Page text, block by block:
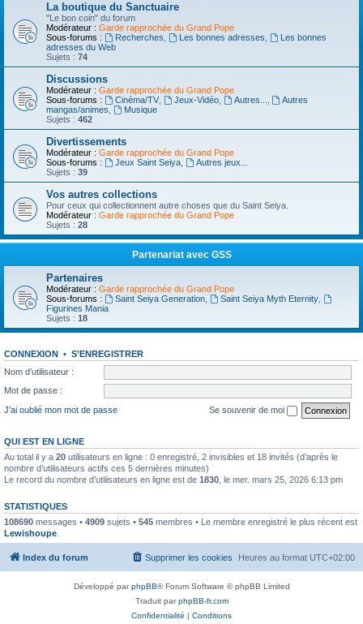
La boutique du Sanctuaire
"Le bon coin" du forum
Modérateur : Garde rapprochée du Grand Pope
Sous-forums :
Recherches Les bonnes adresses
Les bonnes
adresses du Web
Sujets : 74
Discussions
Modérateur : Garde rapprochée du Grand Pope
Sous-forums :
Cinéma/TV, Jeux-Vidéo, Autres...
Autres
mangas/animes
Musique
Sujets : 462
Divertissements
Modérateur : Garde rapprochée du Grand Pope
Sous-forums :
Jeux Saint Seiya,
Autres jeux...
Sujets : 39
Vos autres collections
Pour ceux qui collectionnent autre choses que du Saint Seiya.
Modérateur : Garde rapprochée du Grand Pope
Sujets : 28
Partenariat avec GSS
Partenaires
Modérateur : Garde rapprochée du Grand Pope
Sous-forums :
Saint Seiya Generation, Saint Seiya Myth Eternity,
Figurines Mania
Sujets : 18
CONNEXION • S’ENREGISTRER
Nom d’utilisateur :
Mot de passe :
J’ai oublié mon mot de passe
Se souvenir de moi
QUI EST EN LIGNE
Au total il y a 20 utilisateurs en ligne : 0 enregistré, 2 invisibles et 18 invités (d’après le
nombre d’utilisateurs actifs ces 5 dernières minutes)
Le record du nombre d’utilisateurs en ligne est de 1830 , le mer. mars 25, 2026 6:13 pm
STATISTIQUES
108690 messages • 4909 sujets • 545 membres • Le membre enregistré le plus récent est
Lewishoupe
Index du forum Heures au format UTC+02:00
Supprimer les cookies
Développé parphpBB® Forum Software © phpBB Limited
Traduit parphpBB-fr.com
Confidentialité | Conditions